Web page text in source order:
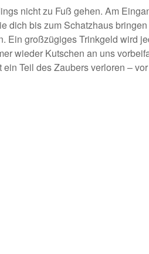
nicht zu Fuß gehen. Am
dich bis zum Schatzhaus
Ein großzügiges Trinkgeld wird
wieder Kutschen an uns
Teil des Zaubers verloren –